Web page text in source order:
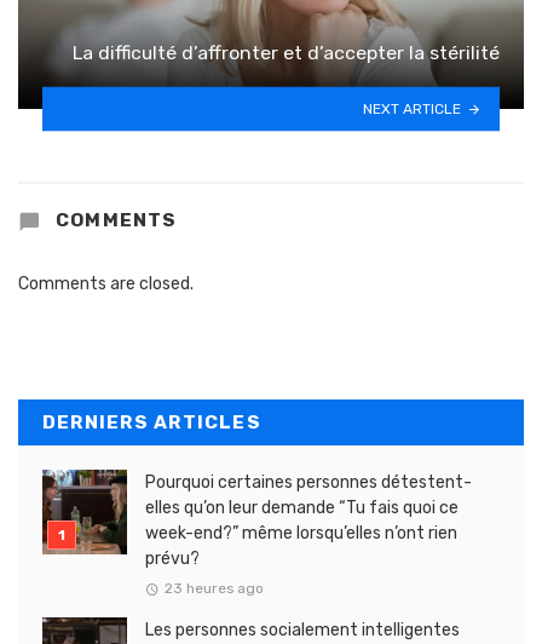
La difficulté d’affronter et d’accepter la stérilité
NEXT ARTICLE
COMMENTS
Comments are closed.
DERNIERS ARTICLES
Pourquoi certaines personnes détestent-
elles qu’on leur demande “Tu fais quoi ce
week-end?” même lorsqu’elles n’ont rien
prévu?
23 heures ago
Les personnes socialement intelligentes